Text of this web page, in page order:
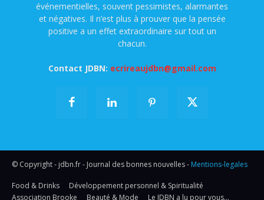
événementielles, souvent pessimistes, alarmantes
et négatives. Il n’est plus à prouver que la pensée
positive a un effet extraordinaire sur tout un
chacun.
Contact JDBN: ecrireaujdbn@gmail.com
© Copyright - jdbn.fr - Journal des bonnes nouvelles - Mentions-legales
Food & Drinks
Développement personnel & Spiritualité
Association Brooke
Beauté & Mode Le JDBN a lu pour vous…